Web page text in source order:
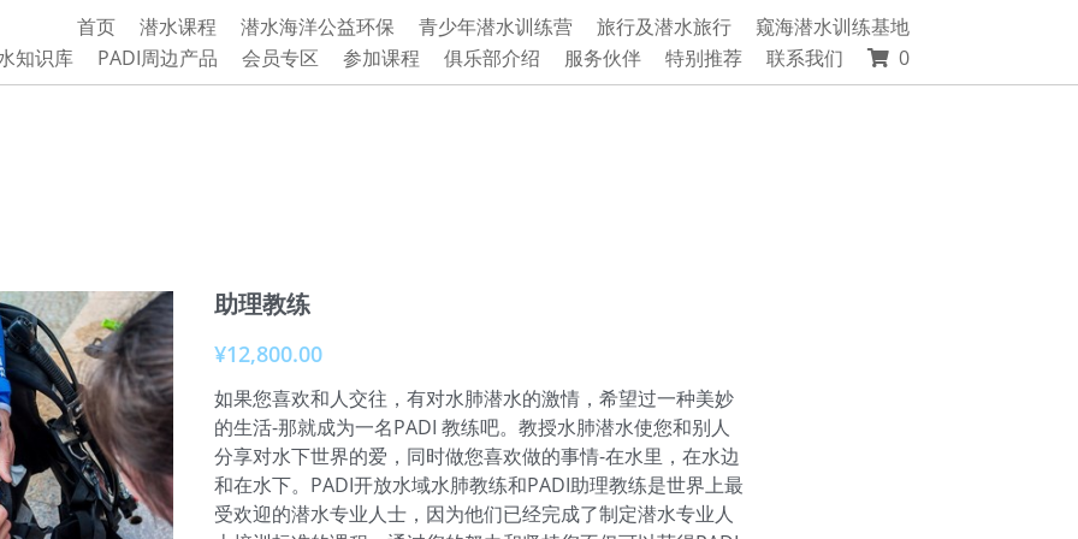
首页 潜水课程 潜水海洋公益环保 青少年潜水训练营 旅行及潜水旅行
窥海潜水训练基地
知识库
PADI周边产品 会员专区 参加课程 俱乐部介绍 服务伙伴 特别推荐 联系我们 0
助理教练
¥12,800.00
如果您喜欢和人交往，有对水肺潜水的激情，希望过一种美妙
的生活-那就成为一名PADI 教练吧。教授水肺潜水使您和别人
分享对水下世界的爱，同时做您喜欢做的事情-在水里，在水边
和在水下。PADI开放水域水肺教练和PADI助理教练是世界上最
受欢迎的潜水专业人士，因为他们已经完成了制定潜水专业人